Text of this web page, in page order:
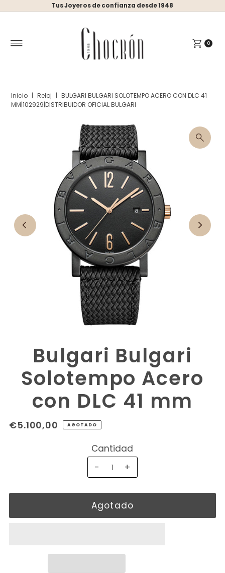
Ir directamente al contenido
Tus Joyeros de confianza desde 1948
0
Inicio | Reloj | BULGARI BULGARI SOLOTEMPO ACERO CON DLC 41
MM|102929|DISTRIBUIDOR OFICIAL BULGARI
Bulgari Bulgari
Solotempo Acero
con DLC 41 mm
€5.100,00 AGOTADO
Cantidad
-
+